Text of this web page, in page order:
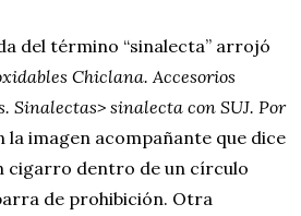
del término “sinalecta” arrojó
Chiclana. Accesorios
Sinalectas> sinalecta con SUJ. Por
la imagen acompañante que dice
cigarro dentro de un círculo
de prohibición. Otra